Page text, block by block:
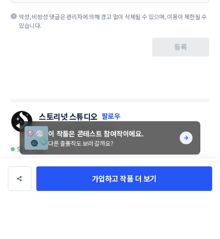
악성, 비방성 댓글은 관리자에 의해 경고 없이 삭제될 수 있으며, 이용이 제한될 수
있습니다.
등록
스토리넛 스튜디오 팔로우
총 수익 0만 원총 거래 0건
의뢰 가능
이 디자이너에게 문의하기
가입하고 작품 더 보기
이 작품은 콘테스트 참여작이에요.
다른 출품작도 보러 갈까요?